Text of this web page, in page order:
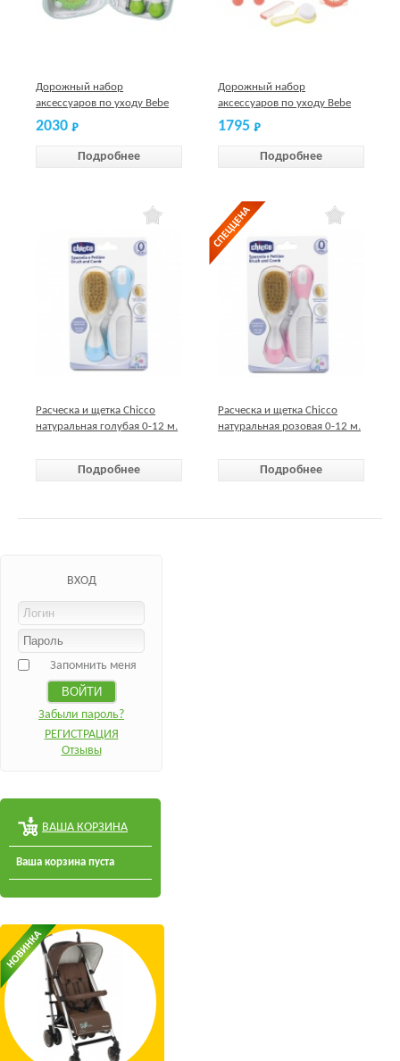
Дорожный набор
аксессуаров по уходу Bebe
Confort зеленый
2030
Подробнее
Дорожный набор
аксессуаров по уходу Bebe
confort коралл
1795
Подробнее
Расческа и щетка Chicco
натуральная голубая 0-12 м.
Подробнее
Расческа и щетка Chicco
натуральная розовая 0-12 м.
Подробнее
ВХОД
Запомнить меня
Забыли пароль?
РЕГИСТРАЦИЯ
Отзывы
ВАША КОРЗИНА
Ваша корзина пуста